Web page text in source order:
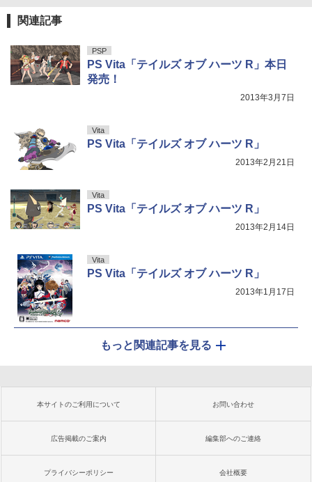
関連記事
PSP
PS Vita「テイルズ オブ ハーツ R」本日
発売！
2013年3月7日
Vita
PS Vita「テイルズ オブ ハーツ R」
2013年2月21日
Vita
PS Vita「テイルズ オブ ハーツ R」
2013年2月14日
Vita
PS Vita「テイルズ オブ ハーツ R」
2013年1月17日
もっと関連記事を見る
本サイトのご利用について お問い合わせ
広告掲載のご案内 編集部へのご連絡
プライバシーポリシー 会社概要